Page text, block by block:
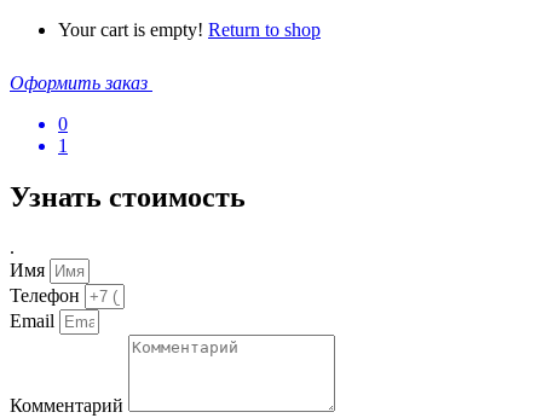
Your cart is empty! Return to shop
Оформить заказ
0
1
Узнать стоимость
.
Имя
Телефон
Email
Комментарий